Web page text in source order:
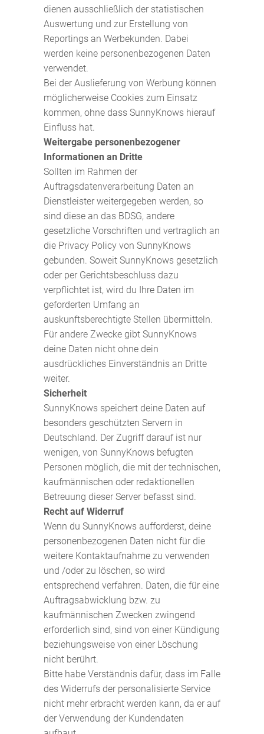
dienen ausschließlich der statistischen
Auswertung und zur Erstellung von
Reportings an Werbekunden. Dabei
werden keine personenbezogenen Daten
verwendet.
Bei der Auslieferung von Werbung können
möglicherweise Cookies zum Einsatz
kommen, ohne dass SunnyKnows hierauf
Einfluss hat.
Weitergabe personenbezogener
Informationen an Dritte
Sollten im Rahmen der
Auftragsdatenverarbeitung Daten an
Dienstleister weitergegeben werden, so
sind diese an das BDSG, andere
gesetzliche Vorschriften und vertraglich an
die Privacy Policy von SunnyKnows
gebunden. Soweit SunnyKnows gesetzlich
oder per Gerichtsbeschluss dazu
verpflichtet ist, wird du Ihre Daten im
geforderten Umfang an
auskunftsberechtigte Stellen übermitteln.
Für andere Zwecke gibt SunnyKnows
deine Daten nicht ohne dein
ausdrückliches Einverständnis an Dritte
weiter.
Sicherheit
SunnyKnows speichert deine Daten auf
besonders geschützten Servern in
Deutschland. Der Zugriff darauf ist nur
wenigen, von SunnyKnows befugten
Personen möglich, die mit der technischen,
kaufmännischen oder redaktionellen
Betreuung dieser Server befasst sind.
Recht auf Widerruf
Wenn du SunnyKnows aufforderst, deine
personenbezogenen Daten nicht für die
weitere Kontaktaufnahme zu verwenden
und /oder zu löschen, so wird
entsprechend verfahren. Daten, die für eine
Auftragsabwicklung bzw. zu
kaufmännischen Zwecken zwingend
erforderlich sind, sind von einer Kündigung
beziehungsweise von einer Löschung
nicht berührt.
Bitte habe Verständnis dafür, dass im Falle
des Widerrufs der personalisierte Service
nicht mehr erbracht werden kann, da er auf
der Verwendung der Kundendaten